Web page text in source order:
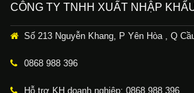
CÔNG TY TNHH XUẤT NHẬP
Số 213 Nguyễn Khang, P Yên Hòa , Q
0868 988 396
Hỗ trợ KH doanh nghiệp: 0868 988 396